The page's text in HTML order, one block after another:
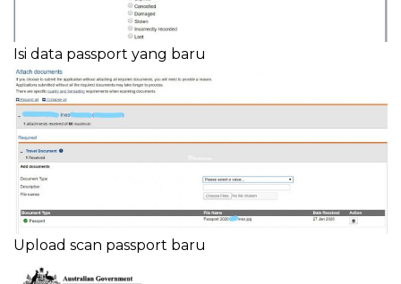
Isi data passport yang baru
Upload scan passport baru